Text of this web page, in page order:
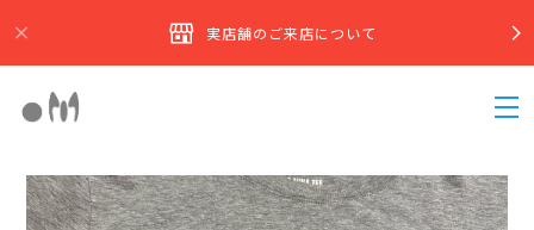
実店舗のご来店について